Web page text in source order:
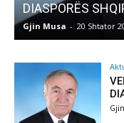
Pregaditi Gjin
Gjin Musa 8 Shtator